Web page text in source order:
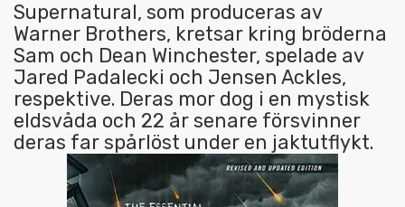
Supernatural, som produceras av
Warner Brothers, kretsar kring bröderna
Sam och Dean Winchester, spelade av
Jared Padalecki och Jensen Ackles,
respektive. Deras mor dog i en mystisk
eldsvåda och 22 år senare försvinner
deras far spårlöst under en jaktutflykt.